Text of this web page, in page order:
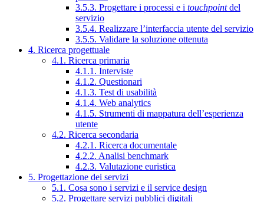
3.5.3. Progettare i processi e i touchpointdel
servizio
3.5.4. Realizzare l’interfaccia utente del servizio
3.5.5. Validare la soluzione ottenuta
4. Ricerca progettuale
4.1. Ricerca primaria
4.1.1. Interviste
4.1.2. Questionari
4.1.3. Test di usabilità
4.1.4. Web analytics
4.1.5. Strumenti di mappatura dell’esperienza
utente
4.2. Ricerca secondaria
4.2.1. Ricerca documentale
4.2.2. Analisi benchmark
4.2.3. Valutazione euristica
5. Progettazione dei servizi
5.1. Cosa sono i servizi e il service design
5.2. Progettare servizi pubblici digitali